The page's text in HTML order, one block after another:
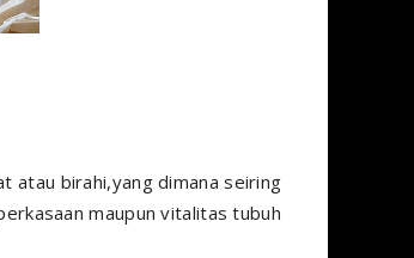
atau birahi,yang dimana seiring
maupun vitalitas tubuh